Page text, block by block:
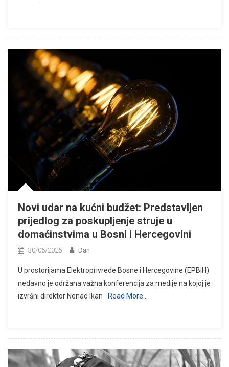
Novi udar na kućni budžet: Predstavljen
prijedlog za poskupljenje struje u
domaćinstvima u Bosni i Hercegovini
30/06/2025 Dan
U prostorijama Elektroprivrede Bosne i Hercegovine (EPBiH)
nedavno je održana važna konferencija za medije na kojoj je
izvršni direktor Nenad Ikan
Read More…